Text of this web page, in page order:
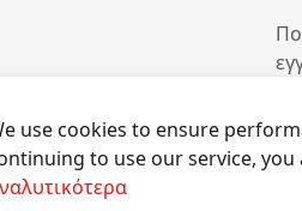
© 2014-2026
use cookies to ensure
to use our service,